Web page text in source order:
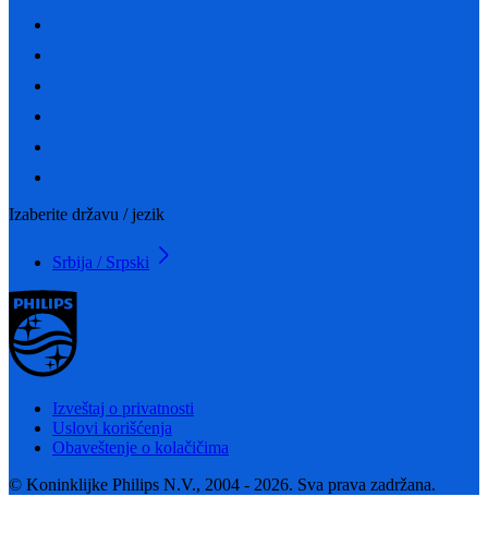
Izaberite državu / jezik
Srbija / Srpski
Izveštaj o privatnosti
Uslovi korišćenja
Obaveštenje o kolačičima
© Koninklijke Philips N.V., 2004 - 2026. Sva prava zadržana.